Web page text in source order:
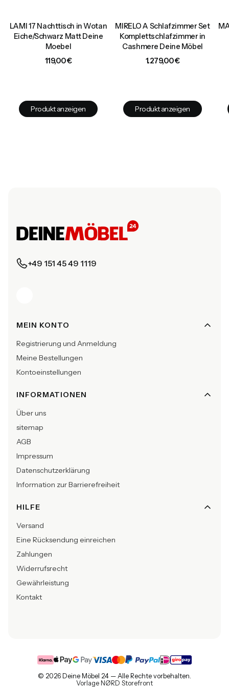
LAMI 17 Nachttisch in Wotan
Eiche/Schwarz Matt Deine
Moebel
Preis
119,00 €
Produkt anzeigen
MIRELO A Schlafzimmer Set
Komplettschlafzimmer in
Cashmere Deine Möbel
Preis
1.279,00 €
Produkt anzeigen
+49 151 45 49 1119
Fußzeilenmenü
MEIN KONTO
Registrierung und Anmeldung
Meine Bestellungen
Kontoeinstellungen
INFORMATIONEN
Über uns
sitemap
AGB
Impressum
Datenschutzerklärung
Information zur Barrierefreiheit
HILFE
Versand
Eine Rücksendung einreichen
Zahlungen
Widerrufsrecht
Gewährleistung
Kontakt
© 2026 Deine Möbel 24 — Alle Rechte vorbehalten.
Vorlage NØRD Storefront